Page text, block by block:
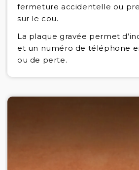
fermeture accidentelle ou
sur le cou.
La plaque gravée permet
et un numéro de téléphone
ou de perte.